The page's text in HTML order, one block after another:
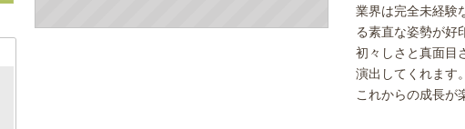
業界は完全未経験
る素直な姿勢が好
初々しさと真面目
演出してくれます。
これからの成長が